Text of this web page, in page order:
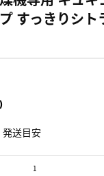
すっきりシト
送目安